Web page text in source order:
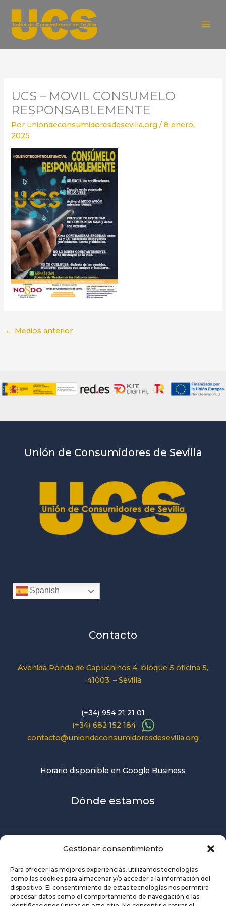
Gestionar consentimiento
Para ofrecer las mejores experiencias, utilizamos tecnologías
como las cookies para almacenar y/o acceder a la información del
dispositivo. El consentimiento de estas tecnologías nos permitirá
procesar datos como el comportamiento de navegación o las
contenido
UCS – MOVIL CONSUMELO
RESPONSABLEMENTE
Por uniondeconsumidoresdesevilla.org/8 enero,
2025
← Medios anterior
Unión de Consumidores de Sevilla
Spanish
Contacto
Avenida Ronda de Capuchinos 4, bloque 5 oficina 5,
41003. – Sevilla
(+34) 954 21 21 01
(+34) 682 152 184
contacto@uniondeconsumidoresdesevilla.org
Horario disponible en Google Business
Dónde estamos